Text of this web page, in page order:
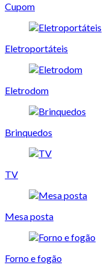
Cupom
Eletroportáteis
Eletrodom
Brinquedos
TV
Mesa posta
Forno e fogão